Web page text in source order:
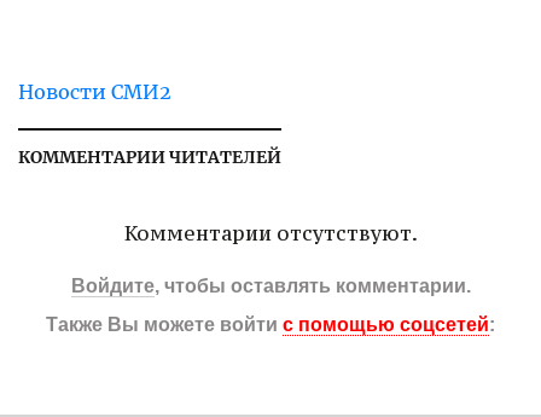
Новости СМИ2
КОММЕНТАРИИ ЧИТАТЕЛЕЙ
Комментарии отсутствуют.
Войдите, чтобы оставлять комментарии.
Также Вы можете войти с помощью соцсетей: